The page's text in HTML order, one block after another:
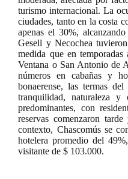
turismo internacional. La
ciudades, tanto en la costa
apenas el 30%,
Gesell y Necochea
medida que en
Ventana o San Antonio de
números en cabañas y
bonaerense, las termas
tranquilidad, naturaleza y
predominantes, con
reservas comenzaron
contexto, Chascomús se
hotelera promedio del
visitante de $ 103.000.